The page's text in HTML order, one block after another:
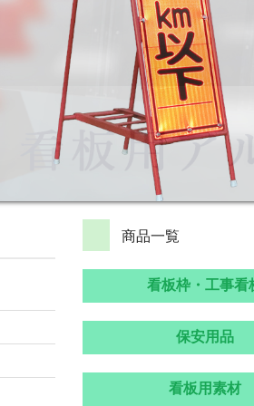
商品一覧
看板枠・工事看
保安用品
看板用素材